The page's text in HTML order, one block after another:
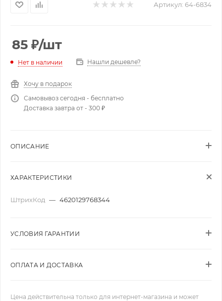
Артикул: 64-6834
85 ₽/шт
Нет в наличии Нашли дешевле?
Хочу в подарок
Самовывоз сегодня - бесплатно
Доставка завтра от - 300 ₽
ОПИСАНИЕ
ХАРАКТЕРИСТИКИ
ШтрихКод — 4620129768344
УСЛОВИЯ ГАРАНТИИ
ОПЛАТА И ДОСТАВКА
Цена действительна только для интернет-магазина и может